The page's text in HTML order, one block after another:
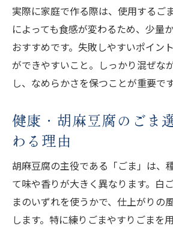
実際に家庭で作る際は、使用するご
によっても食感が変わるため、少量
おすすめです。失敗しやすいポイン
ができやすいこと。しっかり混ぜな
し、なめらかさを保つことが重要です
健康・胡麻豆腐のごま
わる理由
胡麻豆腐の主役である「ごま」は、
て味や香りが大きく異なります。白
まのいずれを使うかで、仕上がりの
します。特に練りごまやすりごまを